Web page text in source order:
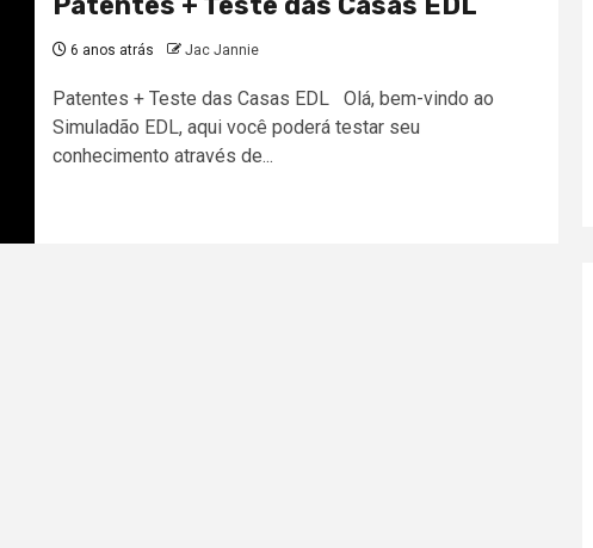
6 anos atrás Jac Jannie
Patentes + Teste das Casas EDL Olá, bem-vindo ao
Simuladão EDL, aqui você poderá testar seu
conhecimento através de...